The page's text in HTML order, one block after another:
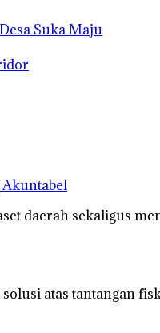
Suka Maju
Akuntabel
daerah sekaligus
atas tantangan